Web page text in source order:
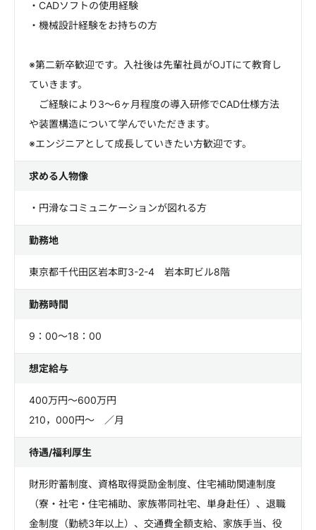
・CADソフトの使用経験
・機械設計経験をお持ちの方
※第二新卒歓迎です。入社後は先輩社員がOJTにて教育し
ていきます。
ご経験により3～6ヶ月程度の導入研修でCAD仕様方法
や装置構造について学んでいただきます。
※エンジニアとして成長していきたい方歓迎です。
求める人物像
・円滑なコミュニケーションが図れる方
勤務地
東京都千代田区岩本町3-2-4 岩本町ビル8階
勤務時間
9：00～18：00
想定給与
400万円～600万円
210，000円～ ／月
待遇/福利厚生
財形貯蓄制度、資格取得奨励金制度、住宅補助関連制度
（寮・社宅・住宅補助、家族帯同社宅、単身赴任）、退職
金制度（勤続3年以上）、交通費全額支給、家族手当、役